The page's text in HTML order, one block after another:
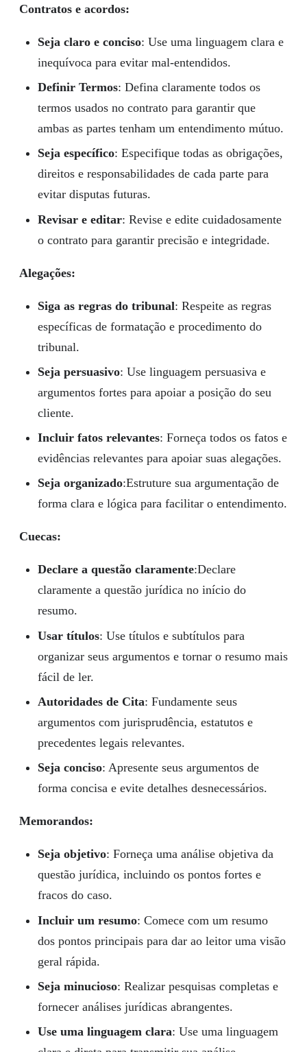
Contratos e acordos:
Seja claro e conciso: Use uma linguagem clara e
inequívoca para evitar mal-entendidos.
Definir Termos: Defina claramente todos os
termos usados no contrato para garantir que
ambas as partes tenham um entendimento mútuo.
Seja específico: Especifique todas as obrigações,
direitos e responsabilidades de cada parte para
evitar disputas futuras.
Revisar e editar: Revise e edite cuidadosamente
o contrato para garantir precisão e integridade.
Alegações:
Siga as regras do tribunal: Respeite as regras
específicas de formatação e procedimento do
tribunal.
Seja persuasivo: Use linguagem persuasiva e
argumentos fortes para apoiar a posição do seu
cliente.
Incluir fatos relevantes: Forneça todos os fatos e
evidências relevantes para apoiar suas alegações.
Seja organizado:Estruture sua argumentação de
forma clara e lógica para facilitar o entendimento.
Cuecas:
Declare a questão claramente:Declare
claramente a questão jurídica no início do
resumo.
Usar títulos: Use títulos e subtítulos para
organizar seus argumentos e tornar o resumo mais
fácil de ler.
Autoridades de Cita: Fundamente seus
argumentos com jurisprudência, estatutos e
precedentes legais relevantes.
Seja conciso: Apresente seus argumentos de
forma concisa e evite detalhes desnecessários.
Memorandos:
Seja objetivo: Forneça uma análise objetiva da
questão jurídica, incluindo os pontos fortes e
fracos do caso.
Incluir um resumo: Comece com um resumo
dos pontos principais para dar ao leitor uma visão
geral rápida.
Seja minucioso: Realizar pesquisas completas e
fornecer análises jurídicas abrangentes.
Use uma linguagem clara: Use uma linguagem